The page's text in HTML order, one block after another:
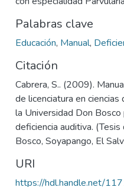
Palabras clave
Educación, Manual,
Citación
Cabrera, S.. (2009).
de licenciatura en
la Universidad Don
deficiencia auditiva.
Bosco, Soyapango, El
URI
https://hdl.handle.net/